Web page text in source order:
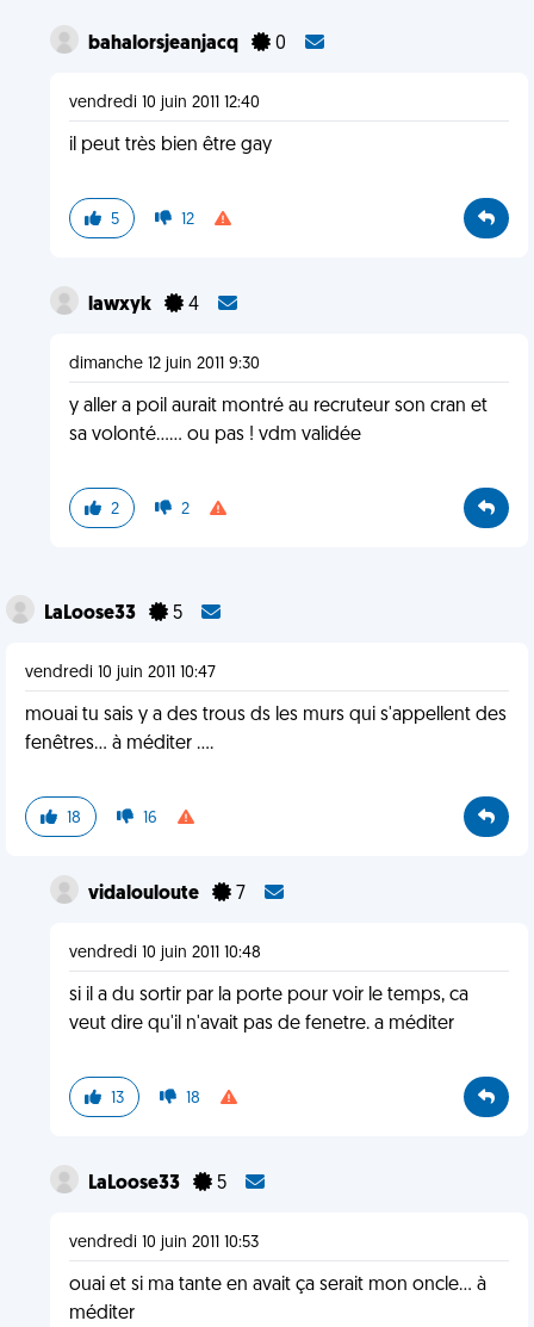
bahalorsjeanjacq 0
vendredi 10 juin 2011 12:40
il peut très bien être gay
5 12
lawxyk 4
dimanche 12 juin 2011 9:30
y aller a poil aurait montré au recruteur son cran et
sa volonté...... ou pas ! vdm validée
2 2
LaLoose33 5
vendredi 10 juin 2011 10:47
mouai tu sais y a des trous ds les murs qui s'appellent des
fenêtres... à méditer ....
18 16
vidalouloute 7
vendredi 10 juin 2011 10:48
si il a du sortir par la porte pour voir le temps, ca
veut dire qu'il n'avait pas de fenetre. a méditer
13 18
LaLoose33 5
vendredi 10 juin 2011 10:53
ouai et si ma tante en avait ça serait mon oncle... à
méditer